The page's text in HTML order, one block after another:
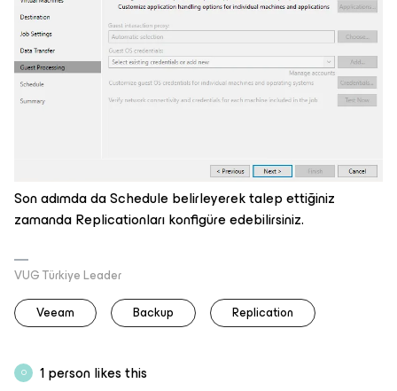
Son adımda da Schedule belirleyerek talep ettiğiniz
zamanda Replicationları konfigüre edebilirsiniz.
VUG Türkiye Leader
Veeam
Backup Replication
O 1 person likes this